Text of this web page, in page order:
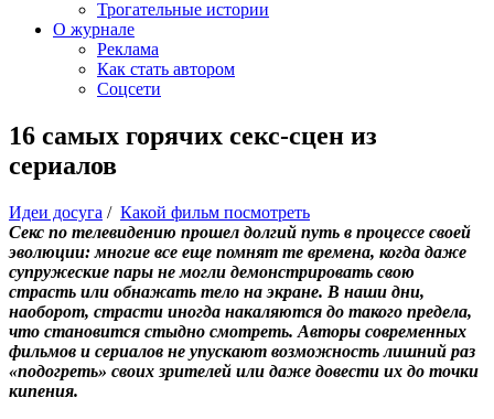
Трогательные истории
О журнале
Реклама
Как стать автором
Соцсети
16 самых горячих секс-сцен из
сериалов
Идеи досуга / Какой фильм посмотреть
Секс по телевидению прошел долгий путь в процессе своей
эволюции: многие все еще помнят те времена, когда даже
супружеские пары не могли демонстрировать свою
страсть или обнажать тело на экране. В наши дни,
наоборот, страсти иногда накаляются до такого предела,
что становится стыдно смотреть. Авторы современных
фильмов и сериалов не упускают возможность лишний раз
«подогреть» своих зрителей или даже довести их до точки
кипения.